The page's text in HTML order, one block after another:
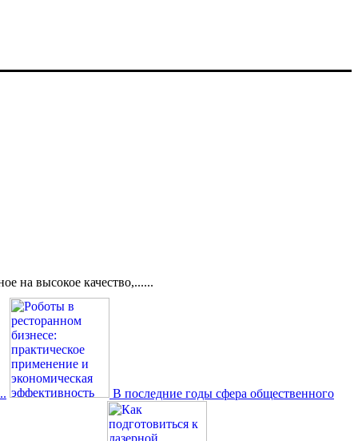
на высокое качество,......
В последние годы сфера общественного